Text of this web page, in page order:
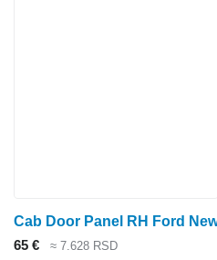
65 € ≈ 7.628 RSD